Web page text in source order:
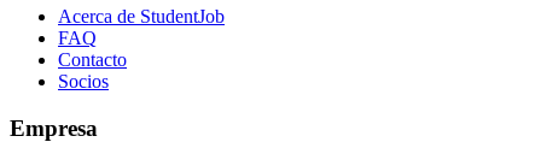
Acerca de StudentJob
FAQ
Contacto
Socios
Empresa